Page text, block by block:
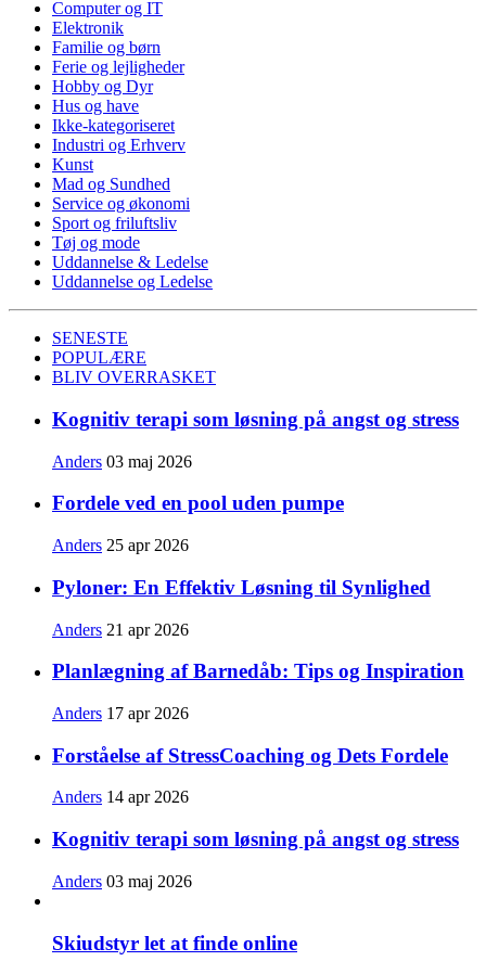
Computer og IT
Elektronik
Familie og børn
Ferie og lejligheder
Hobby og Dyr
Hus og have
Ikke-kategoriseret
Industri og Erhverv
Kunst
Mad og Sundhed
Service og økonomi
Sport og friluftsliv
Tøj og mode
Uddannelse & Ledelse
Uddannelse og Ledelse
SENESTE
POPULÆRE
BLIV OVERRASKET
Kognitiv terapi som løsning på angst og stress
Anders 03 maj 2026
Fordele ved en pool uden pumpe
Anders 25 apr 2026
Pyloner: En Effektiv Løsning til Synlighed
Anders 21 apr 2026
Planlægning af Barnedåb: Tips og Inspiration
Anders 17 apr 2026
Forståelse af StressCoaching og Dets Fordele
Anders 14 apr 2026
Kognitiv terapi som løsning på angst og stress
Anders 03 maj 2026
Skiudstyr let at finde online